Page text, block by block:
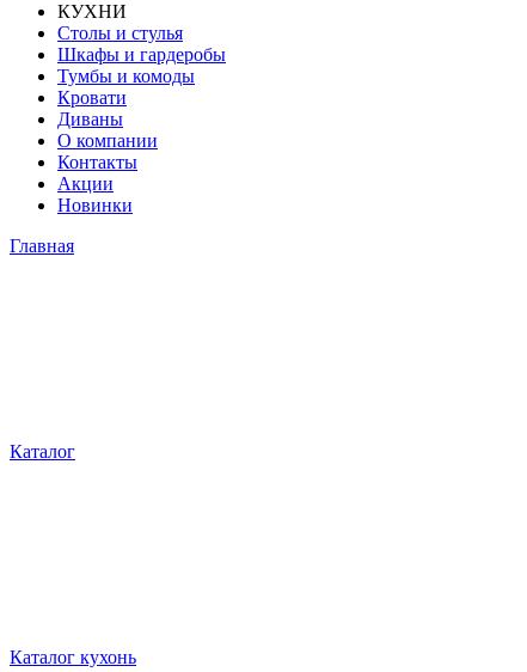
КУХНИ
Столы и стулья
Шкафы и гардеробы
Тумбы и комоды
Кровати
Диваны
О компании
Контакты
Акции
Новинки
Главная
Каталог
Каталог кухонь